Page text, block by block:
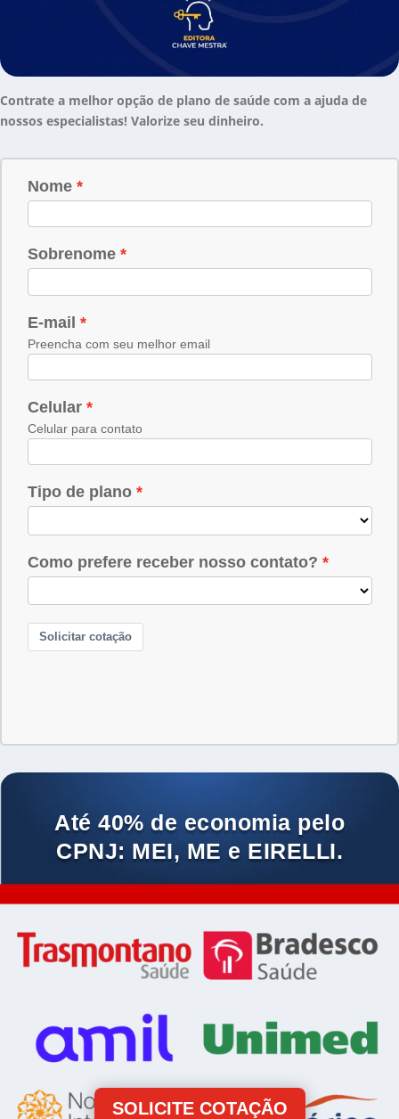
Contrate a melhor opção de plano de saúde com a ajuda de
nossos especialistas! Valorize seu dinheiro.
Até 40% de economia pelo
CPNJ: MEI, ME e EIRELLI.
SOLICITE COTAÇÃO